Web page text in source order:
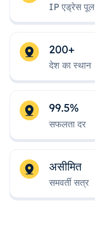
IP एड्रेस पूल
200+
देश का स्थान
99.5%
सफलता दर
असीमित
समवर्ती सत्र